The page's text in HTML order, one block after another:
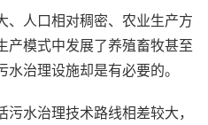
、人口相对稠密、农业生产方
产模式中发展了养殖畜牧甚至
治理设施却是有必要的。
水治理技术路线相差较大，